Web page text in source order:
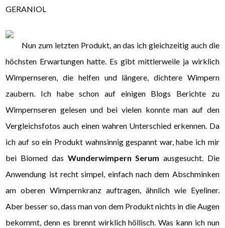
GERANIOL
Nun zum letzten Produkt, an das ich gleichzeitig auch die
höchsten Erwartungen hatte. Es gibt mittlerweile ja wirklich
Wimpernseren, die helfen und längere, dichtere Wimpern
zaubern. Ich habe schon auf einigen Blogs Berichte zu
Wimpernseren gelesen und bei vielen konnte man auf den
Vergleichsfotos auch einen wahren Unterschied erkennen. Da
ich auf so ein Produkt wahnsinnig gespannt war, habe ich mir
bei Biomed das Wunderwimpern Serum ausgesucht. Die
Anwendung ist recht simpel, einfach nach dem Abschminken
am oberen Wimpernkranz auftragen, ähnlich wie Eyeliner.
Aber besser so, dass man von dem Produkt nichts in die Augen
bekommt, denn es brennt wirklich höllisch. Was kann ich nun